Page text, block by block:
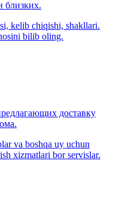
близких.
kelib chiqishi, shakllari.
bilib oling.
доставку
va boshqa uy uchun
xizmatlari bor servislar.